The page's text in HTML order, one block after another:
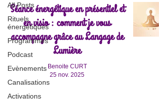
All Posts
Rituels
énergétiques
Programmes
Podcast
Evènements
Canalisations
Activations
Séance énergétique en présentiel et
en visio : comment je vous
accompagne grâce au Langage de
Lumière
Benoite CURT
25 nov. 2025